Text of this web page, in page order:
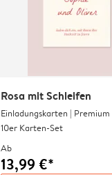
Rosa mit Schleifen
Einladungskarten |
10er Karten-Set
Ab
13,99 €*